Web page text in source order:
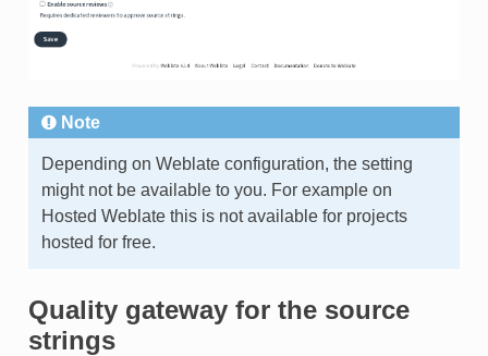
Note
Depending on Weblate configuration, the setting
might not be available to you. For example on
Hosted Weblate this is not available for projects
hosted for free.
Quality gateway for the source
strings